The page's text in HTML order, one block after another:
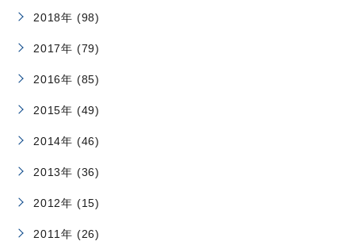
2018年 (98)
2017年 (79)
2016年 (85)
2015年 (49)
2014年 (46)
2013年 (36)
2012年 (15)
2011年 (26)